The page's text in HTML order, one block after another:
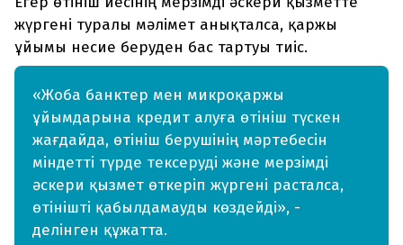
жүргені туралы мәлімет анықталса, қаржы
ұйымы несие беруден бас тартуы тиіс.
«Жоба банктер мен микроқаржы
ұйымдарына кредит алуға өтініш түскен
жағдайда, өтініш берушінің мәртебесін
міндетті түрде тексеруді және мерзімді
әскери қызмет өткеріп жүргені расталса,
өтінішті қабылдамауды көздейді», -
делінген құжатта.